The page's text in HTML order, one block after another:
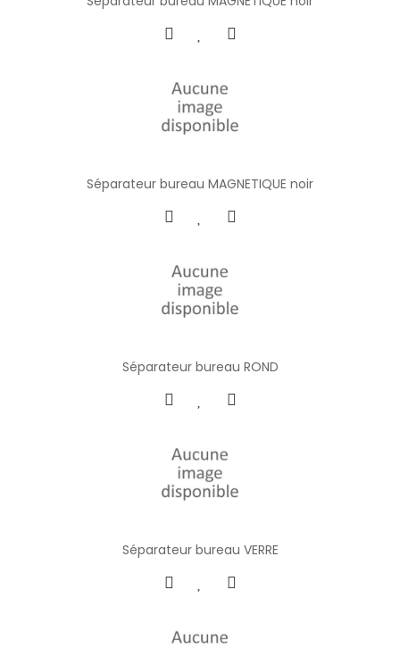
Séparateur bureau MAGNETIQUE noir
Séparateur bureau ROND
Séparateur bureau VERRE